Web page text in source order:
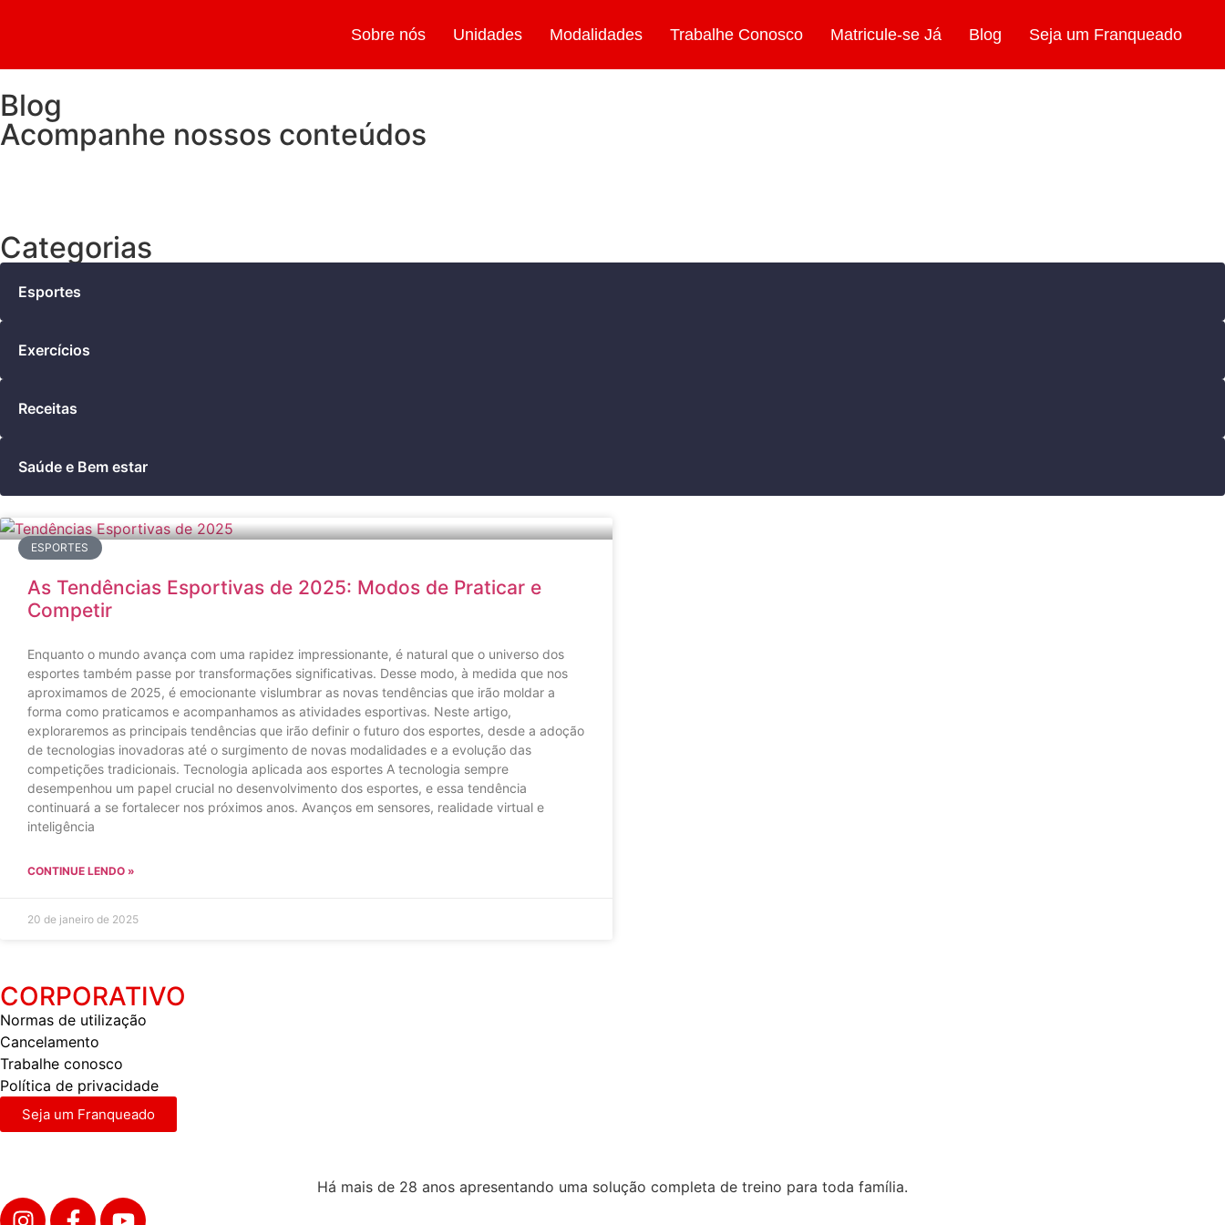
Sobre nós Unidades Modalidades Trabalhe Conosco Matricule-se Já Blog Seja um Franqueado
Blog
Acompanhe nossos conteúdos
Categorias
Esportes
Exercícios
Receitas
Saúde e Bem estar
ESPORTES
As Tendências Esportivas de 2025: Modos de Praticar e
Competir
Enquanto o mundo avança com uma rapidez impressionante, é natural que o universo dos
esportes também passe por transformações significativas. Desse modo, à medida que nos
aproximamos de 2025, é emocionante vislumbrar as novas tendências que irão moldar a
forma como praticamos e acompanhamos as atividades esportivas. Neste artigo,
exploraremos as principais tendências que irão definir o futuro dos esportes, desde a adoção
de tecnologias inovadoras até o surgimento de novas modalidades e a evolução das
competições tradicionais. Tecnologia aplicada aos esportes A tecnologia sempre
desempenhou um papel crucial no desenvolvimento dos esportes, e essa tendência
continuará a se fortalecer nos próximos anos. Avanços em sensores, realidade virtual e
inteligência
CONTINUE LENDO »
20 de janeiro de 2025
CORPORATIVO
Normas de utilização
Cancelamento
Trabalhe conosco
Política de privacidade
Seja um Franqueado
Há mais de 28 anos apresentando uma solução completa de treino para toda família.